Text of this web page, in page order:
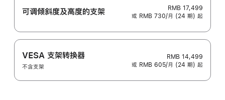
可调倾斜度及高‍度的支‍架
RMB 17,499
或 RMB 730/月 (24 期) 起
VESA 支架转换器
不含支架
RMB 14,499
或 RMB 605/月 (24 期) 起